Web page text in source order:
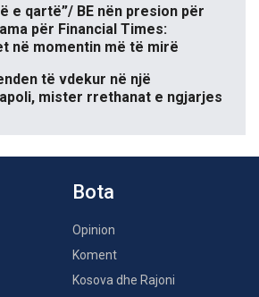
e qartë”/ BE nën presion për
për Financial Times:
në momentin më të mirë
të vdekur në një
mister rrethanat e ngjarjes
Bota
Opinion
Koment
Kosova dhe Rajoni